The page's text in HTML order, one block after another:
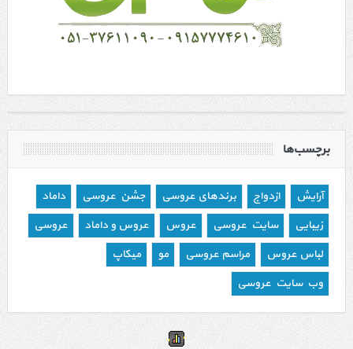
برچسب‌ها
آرایش ازدواج برندهای عروسی جشن عروسی
داماد
زیبایی
سایت عروسی عروس عروس و داماد
عروسی
لباس عروس
مراسم عروسی مو
میکاپ
وب سایت عروسی